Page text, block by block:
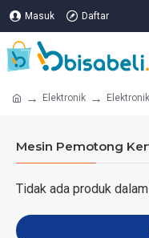
Masuk Daftar
Elektronik
Mesin Pemotong
Tidak ada produk